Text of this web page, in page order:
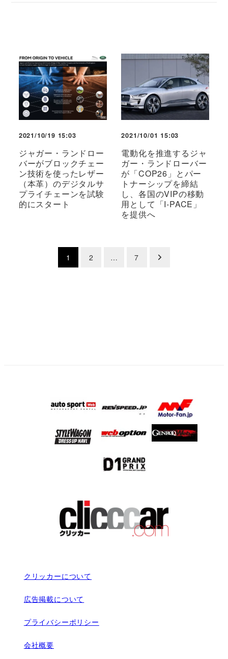
2021/10/19 15:03
ジャガー・ランドロー
バーがブロックチェー
ン技術を使ったレザー
（本革）のデジタルサ
プライチェーンを試験
的にスタート
2021/10/01 15:03
電動化を推進するジャ
ガー・ランドローバー
が「COP26」とパー
トナーシップを締結
し、各国のVIPの移動
用として「I-PACE」
を提供へ
1 2 … 7
クリッカーについて
広告掲載について
プライバシーポリシー
会社概要